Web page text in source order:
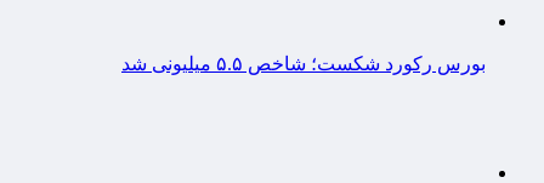
بورس رکورد شکست؛ شاخص ۵.۵ میلیونی شد